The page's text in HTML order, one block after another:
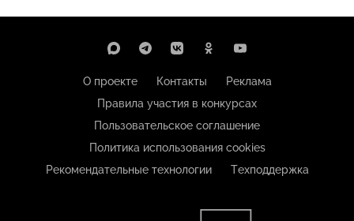
О проекте Контакты
Реклама
Правила участия в конкурсах
Пользовательское соглашение
Политика использования cookies
Рекомендательные технологии
Техподдержка